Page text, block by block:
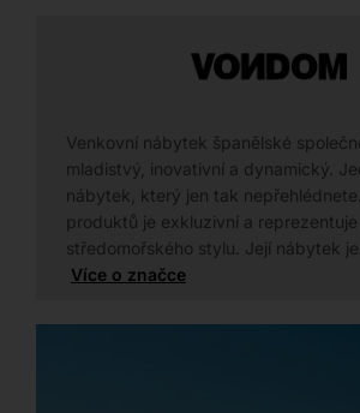
Venkovní nábytek španělské
mladistvý, inovativní a dynamický.
nábytek, který jen tak
produktů je exkluzivní a
středomořského stylu. Její nábytek
Více o značce